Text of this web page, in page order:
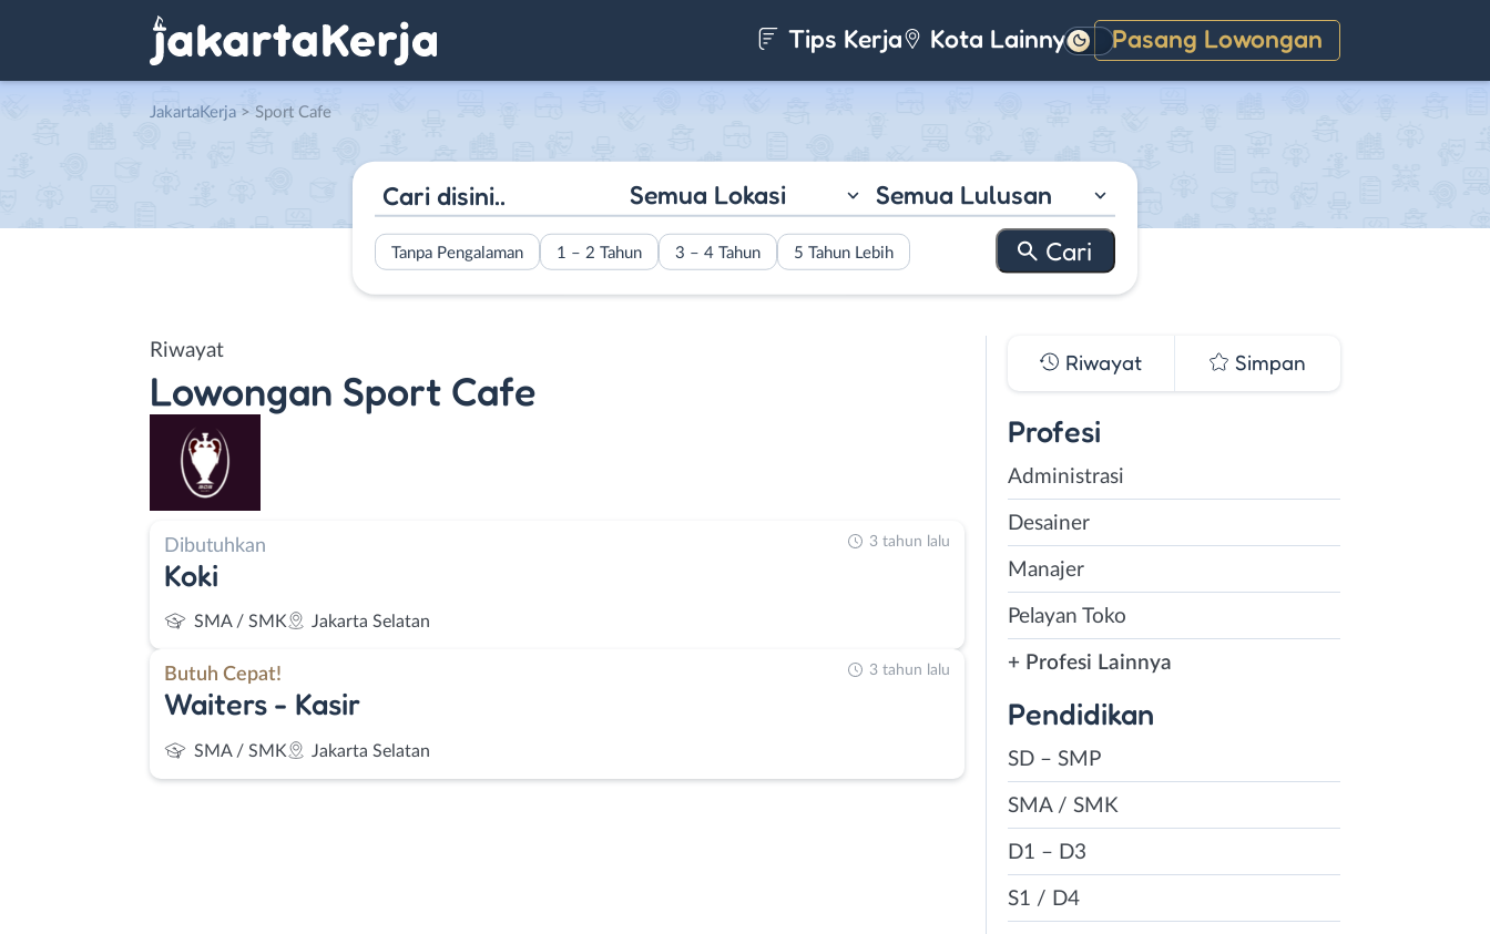
Tips Kerja Kota Lainnya Pasang Lowongan
Gelap
JakartaKerja > Sport Cafe
Semua Lokasi Semua Lulusan
Tanpa Pengalaman 1 – 2 Tahun 3 – 4 Tahun 5 Tahun Lebih
Riwayat
Lowongan Sport Cafe
Dibutuhkan
Koki
SMA / SMK Jakarta Selatan
3 tahun lalu
Butuh Cepat!
Waiters - Kasir
SMA / SMK Jakarta Selatan
3 tahun lalu
Riwayat Simpan
Profesi
Administrasi
Desainer
Manajer
Pelayan Toko
+ Profesi Lainnya
Pendidikan
SD – SMP
SMA / SMK
D1 – D3
S1 / D4